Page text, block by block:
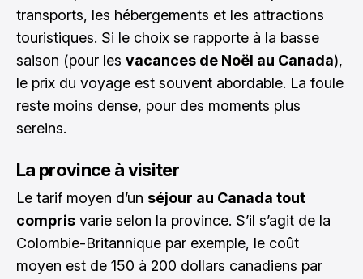
transports, les hébergements et les attractions
touristiques. Si le choix se rapporte à la basse
saison (pour les vacances de Noël au Canada),
le prix du voyage est souvent abordable. La foule
reste moins dense, pour des moments plus
sereins.
La province à visiter
Le tarif moyen d’un séjour au Canada tout
compris varie selon la province. S’il s’agit de la
Colombie-Britannique par exemple, le coût
moyen est de 150 à 200 dollars canadiens par